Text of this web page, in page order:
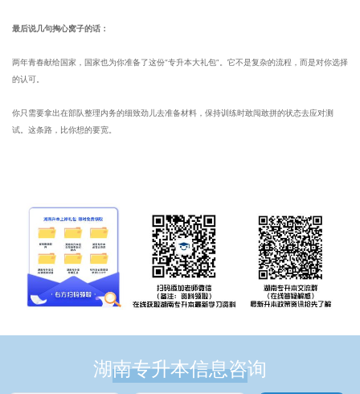
最后说几句掏心窝子的话：
两年青春献给国家，国家也为你准备了这份“专升本大礼包”。它不是复杂的流程，而是对你选择
的认可。
你只需要拿出在部队整理内务的细致劲儿去准备材料，保持训练时敢闯敢拼的状态去应对测
试。这条路，比你想的要宽。
湖南专升本信息咨询